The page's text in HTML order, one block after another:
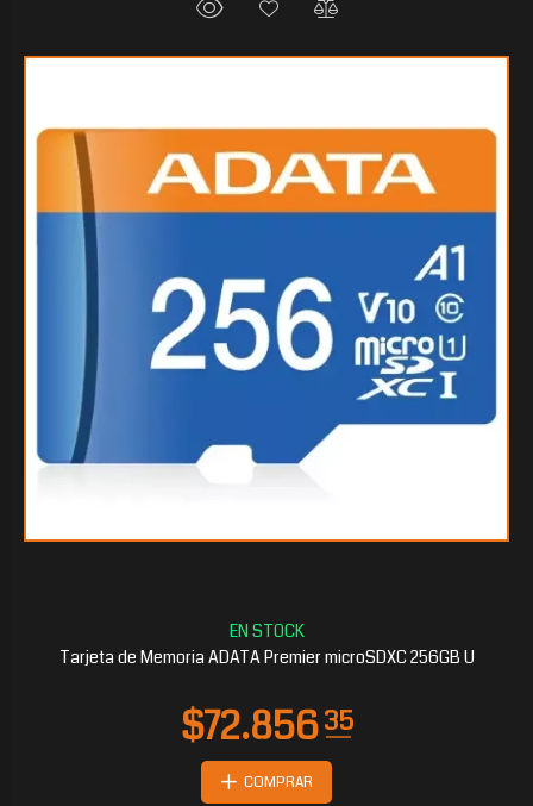
Tarjeta de Memoria ADATA Premier microSDXC 256GB U
COMPRAR
$52.50990